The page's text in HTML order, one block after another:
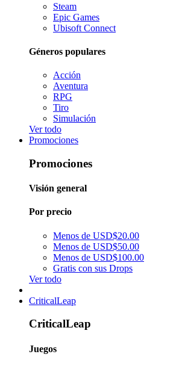
Steam
Epic Games
Ubisoft Connect
Géneros populares
Acción
Aventura
RPG
Tiro
Simulación
Ver todo
Promociones
Promociones
Visión general
Por precio
Menos de USD$20.00
Menos de USD$50.00
Menos de USD$100.00
Gratis con sus Drops
Ver todo
CriticalLeap
CriticalLeap
Juegos